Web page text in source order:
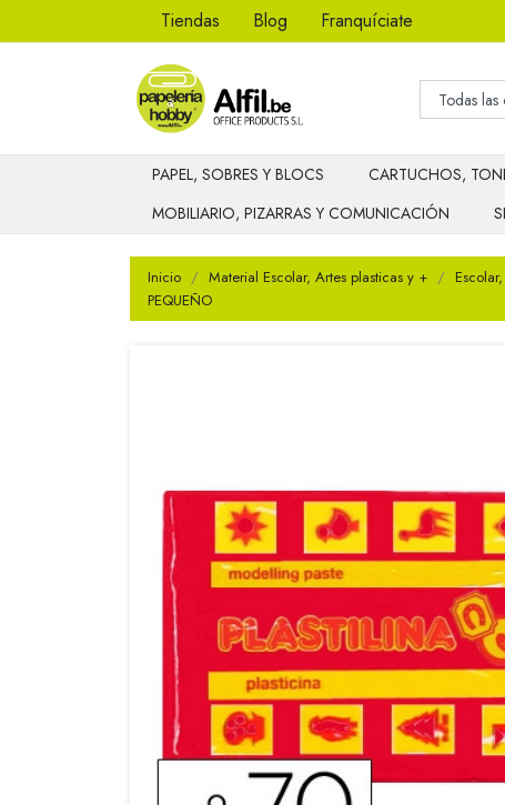
Tiendas Blog Franquíciate
PAPEL, SOBRES Y BLOCS CARTUCHOS,
MOBILIARIO, PIZARRAS Y COMUNICACIÓN
Inicio Material Escolar, Artes plasticas y +
PEQUEÑO